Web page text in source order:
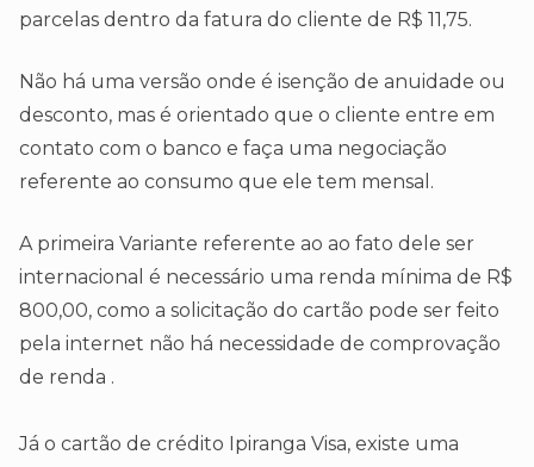
parcelas dentro da fatura do cliente de R$ 11,75.
Não há uma versão onde é isenção de anuidade ou
desconto, mas é orientado que o cliente entre em
contato com o banco e faça uma negociação
referente ao consumo que ele tem mensal.
A primeira Variante referente ao ao fato dele ser
internacional é necessário uma renda mínima de R$
800,00, como a solicitação do cartão pode ser feito
pela internet não há necessidade de comprovação
de renda .
Já o cartão de crédito Ipiranga Visa, existe uma